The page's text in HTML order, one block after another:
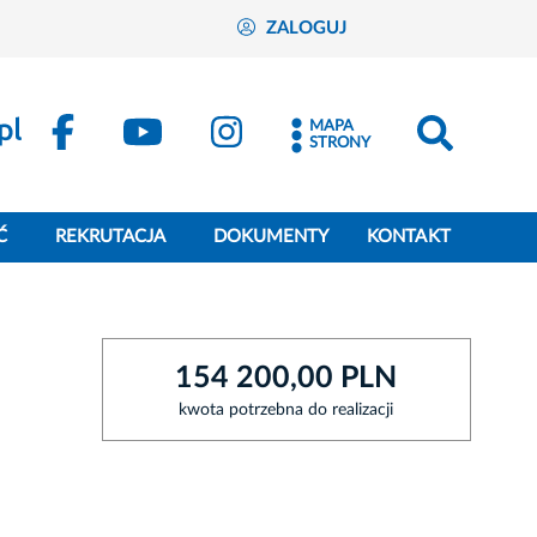
ZALOGUJ
MAPA
STRONY
REKRUTACJA DOKUMENTY KONTAKT
154 200,00 PLN
kwota potrzebna do realizacji